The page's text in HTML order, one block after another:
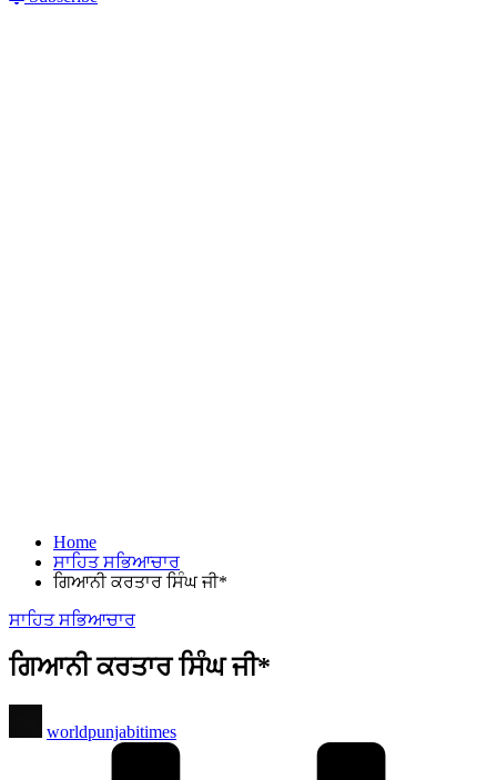
Home
ਸਾਹਿਤ ਸਭਿਆਚਾਰ
ਗਿਆਨੀ ਕਰਤਾਰ ਸਿੰਘ ਜੀ*
Posted
ਸਾਹਿਤ ਸਭਿਆਚਾਰ
ਗਿਆਨੀ ਕਰਤਾਰ ਸਿੰਘ ਜੀ*
worldpunjabitimes